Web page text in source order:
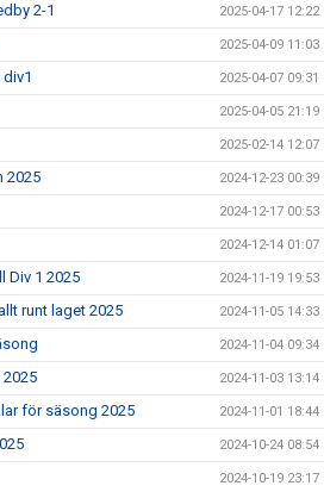
2-1 2025-04-17 12:22
2025-04-09 11:03
2025-04-07 09:31
2025-04-05 21:19
2025-02-14 12:07
2025 2024-12-23 00:39
2024-12-17 00:53
2024-12-14 01:07
Div 1 2025 2024-11-19 19:53
runt laget 2025 2024-11-05 14:33
2024-11-04 09:34
2024-11-03 13:14
för säsong 2025 2024-11-01 18:44
2024-10-24 08:54
2024-10-19 23:17